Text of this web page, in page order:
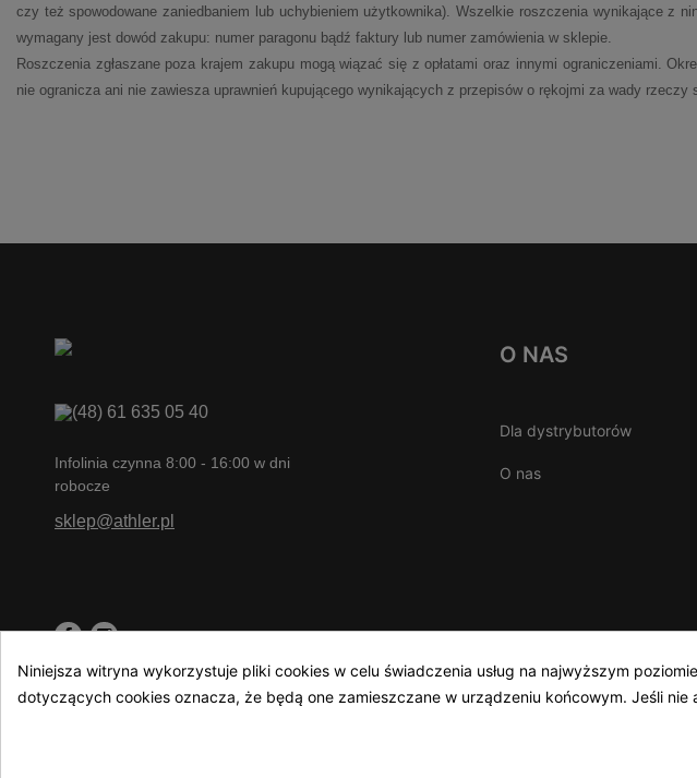
czy też spowodowane zaniedbaniem lub uchybieniem użytkownika). Wszelkie roszczenia wynikające z
wymagany jest dowód zakupu: numer paragonu bądź faktury lub numer zamówienia w sklepie.
Roszczenia zgłaszane poza krajem zakupu mogą wiązać się z opłatami oraz innymi ograniczeniami.
nie ogranicza ani nie zawiesza uprawnień kupującego wynikających z przepisów o rękojmi za wady rzeczy
O NAS
Dla dystrybutorów
O nas
(48) 61 635 05 40
Infolinia czynna 8:00 - 16:00 w dni
robocze
sklep@athler.pl
Niniejsza witryna wykorzystuje pliki cookies w celu świadczenia usług na najwyższym
dotyczących cookies oznacza, że będą one zamieszczane w urządzeniu końcowym. Jeśli